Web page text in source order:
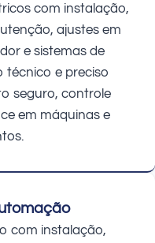
com instalação,
ajustes em
e sistemas de
técnico e preciso
seguro, controle
em máquinas e
com instalação,